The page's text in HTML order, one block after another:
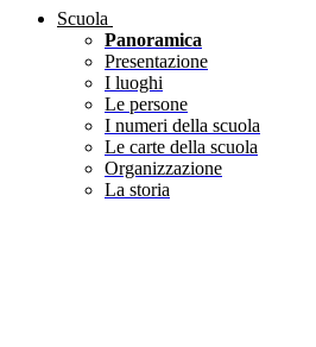
Scuola
Panoramica
Presentazione
I luoghi
Le persone
I numeri della scuola
Le carte della scuola
Organizzazione
La storia